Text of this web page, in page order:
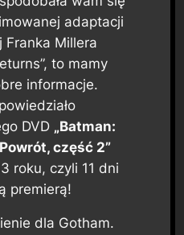
adaptacji
Franka Millera
to mamy
informacje.
DVD „Batman:
część 2”
roku, czyli 11 dni
premierą!
dla Gotham.